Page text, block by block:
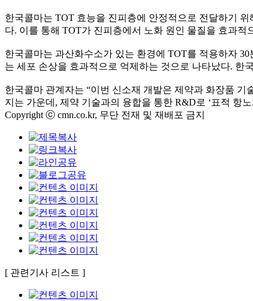
한국콜마는 TOT 효능을 진피층에 안정적으로 전달하기
다. 이를 통해 TOT가 진피층에서 노화 원인 물질을 효과적
한국콜마는 과산화수소가 있는 환경에 TOT를 적용하자
는 세포 손상을 효과적으로 억제하는 것으로 나타났다. 한
한국콜마 관계자는 “이번 신소재 개발은 제약과 화장품
지는 가운데, 제약 기술과의 융합을 통한 R&D로 ‘표적 항
Copyright ⓒ cmn.co.kr, 무단 전재 및 재배포 금지
[ 관련기사 리스트 ]